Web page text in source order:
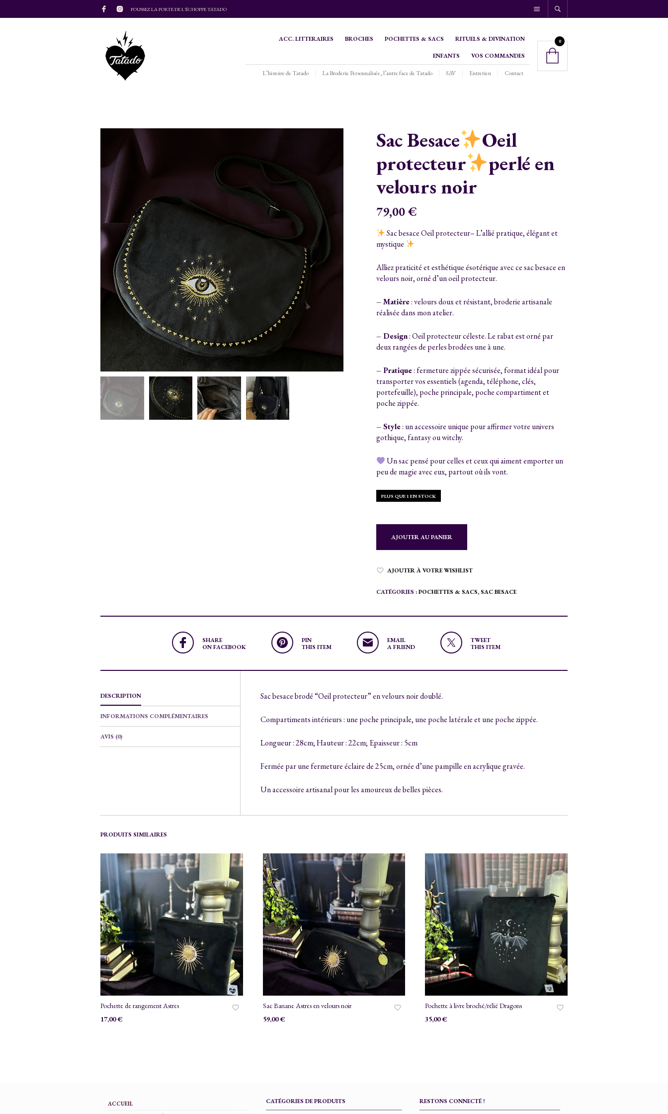
POUSSEZ LA PORTE DE L'ÉCHOPPE TATADO
ACC. LITTERAIRES BROCHES POCHETTES & SACS RITUELS & DIVINATION
ENFANTS VOS COMMANDES
L’histoire de Tatado La Broderie Personnalisée, l’autre face de Tatado SAV Entretien Contact
0
Sac Besace
Oeil
protecteur
perlé en
velours noir
79,00€
Sac besace Oeil protecteur– L’allié pratique, élégant et
mystique
Alliez praticité et esthétique ésotérique avec ce sac besace en
velours noir, orné d’un oeil protecteur.
– Matière: velours doux et résistant, broderie artisanale
réalisée dans mon atelier.
– Design: Oeil protecteur céleste. Le rabat est orné par
deux rangées de perles brodées une à une.
– Pratique: fermeture zippée sécurisée, format idéal pour
transporter vos essentiels (agenda, téléphone, clés,
portefeuille), poche principale, poche compartiment et
poche zippée.
– Style: un accessoire unique pour affirmer votre univers
gothique, fantasy ou witchy.
Un sac pensé pour celles et ceux qui aiment emporter un
peu de magie avec eux, partout où ils vont.
PLUS QUE 1 EN STOCK
AJOUTER AU PANIER
AJOUTER À VOTRE WISHLIST
CATÉGORIES :POCHETTES & SACS,SAC BESACE
SHARE
ON FACEBOOK
PIN
THIS ITEM
EMAIL
A FRIEND
TWEET
THIS ITEM
DESCRIPTION
INFORMATIONS COMPLÉMENTAIRES
AVIS (0)
Sac besace brodé “Oeil protecteur” en velours noir doublé.
Compartiments intérieurs : une poche principale, une poche latérale et une poche zippée.
Longueur : 28cm; Hauteur : 22cm; Epaisseur : 5cm
Fermée par une fermeture éclaire de 25cm, ornée d’une pampille en acrylique gravée.
Un accessoire artisanal pour les amoureux de belles pièces.
PRODUITS SIMILAIRES
Pochette de rangement Astres
17,00€
Sac Banane Astres en velours noir
59,00€
Pochette à livre broché/rélié Dragons
35,00€
ACCUEIL
CATÉGORIES DE PRODUITS RESTONS CONNECTÉ !